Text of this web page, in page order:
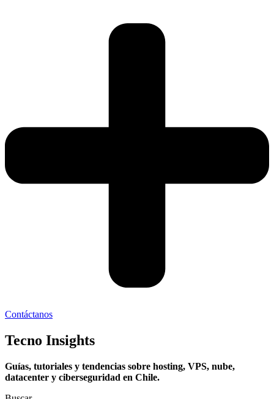
Contáctanos
Tecno Insights
Guías, tutoriales y tendencias sobre hosting, VPS, nube,
datacenter y ciberseguridad en Chile.